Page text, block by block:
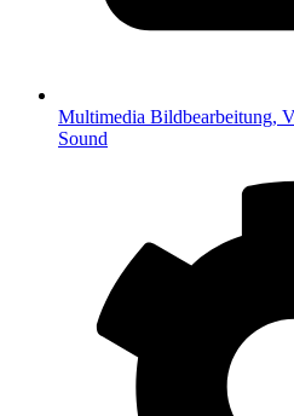
Multimedia Bildbearbeitung,
Sound